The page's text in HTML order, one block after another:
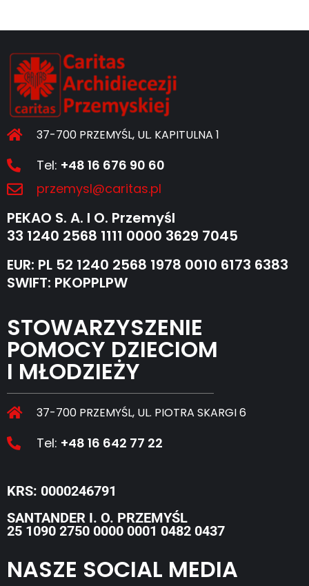
37-700 PRZEMYŚL, UL. KAPITULNA 1
Tel: +48 16 676 90 60
przemysl@caritas.pl
PEKAO S. A. I O. Przemyśl
33 1240 2568 1111 0000 3629 7045
EUR: PL 52 1240 2568 1978 0010 6173 6383
SWIFT: PKOPPLPW
STOWARZYSZENIE
POMOCY DZIECIOM
I MŁODZIEŻY
37-700 PRZEMYŚL, UL. PIOTRA SKARGI 6
Tel: +48 16 642 77 22
KRS: 0000246791
SANTANDER I. O. PRZEMYŚL
25 1090 2750 0000 0001 0482 0437
NASZE SOCIAL MEDIA